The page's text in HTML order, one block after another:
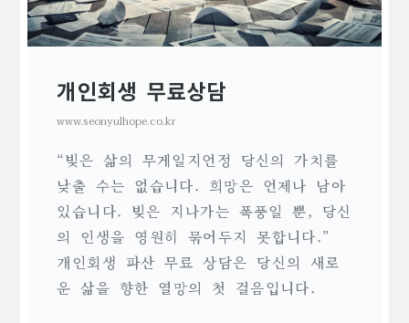
개인회생 무료상담
www.seonyulhope.co.kr
“빚은 삶의 무게일지언정 당신의 가치를
낮출 수는 없습니다. 희망은 언제나 남아
있습니다. 빚은 지나가는 폭풍일 뿐, 당신
의 인생을 영원히 묶어두지 못합니다.”
개인회생 파산 무료 상담은 당신의 새로
운 삶을 향한 열망의 첫 걸음입니다.